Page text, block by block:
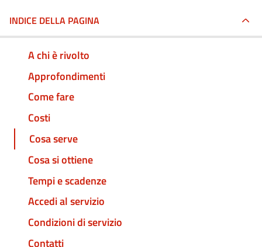
INDICE DELLA PAGINA
A chi è rivolto
Approfondimenti
Come fare
Costi
Cosa serve
Cosa si ottiene
Tempi e scadenze
Accedi al servizio
Condizioni di servizio
Contatti